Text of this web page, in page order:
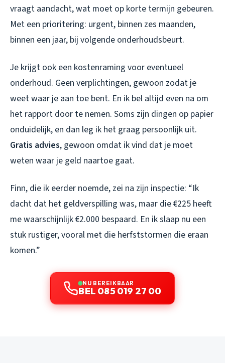
vraagt aandacht, wat moet op korte termijn gebeuren.
Met een prioritering: urgent, binnen zes maanden,
binnen een jaar, bij volgende onderhoudsbeurt.
Je krijgt ook een kostenraming voor eventueel
onderhoud. Geen verplichtingen, gewoon zodat je
weet waar je aan toe bent. En ik bel altijd even na om
het rapport door te nemen. Soms zijn dingen op papier
onduidelijk, en dan leg ik het graag persoonlijk uit.
Gratis advies, gewoon omdat ik vind dat je moet
weten waar je geld naartoe gaat.
Finn, die ik eerder noemde, zei na zijn inspectie: “Ik
dacht dat het geldverspilling was, maar die €225 heeft
me waarschijnlijk €2.000 bespaard. En ik slaap nu een
stuk rustiger, vooral met die herfststormen die eraan
komen.”
NU BEREIKBAAR
BEL 085 019 27 00